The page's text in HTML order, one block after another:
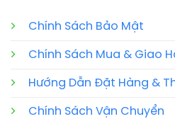
Chính Sách Bảo Mật
Chính Sách Mua & Giao
Hướng Dẫn Đặt Hàng &
Chính Sách Vận Chuyển